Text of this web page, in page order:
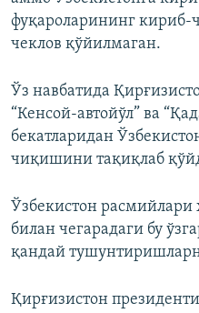
фуқароларининг кириб-
чеклов қўйилмаган.
Ўз навбатида
“Кенсой-автойўл” ва
бекатларидан
чиқишини тақиқлаб
Ўзбекистон расмийлари
билан чегарадаги бу
қандай
Қирғизистон